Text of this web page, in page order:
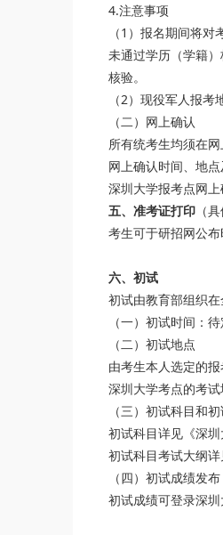
4.注意事项
（1）报名期间将
未通过学历（学籍
核验。
（2）现役军人报
（二）网上确认
所有统考生均须在
网上确认时间、地
深圳大学报考点网
五、准考证打印 （
考生可于研招网公
六、初试
初试由教育部组织
（一）初试时间：待
（二）初试地点
由考生本人选定的
深圳大学考点的考试
（三）初试科目和
初试科目详见《深
初试科目考试大纲
（四）初试成绩发布
初试成绩可登录深圳